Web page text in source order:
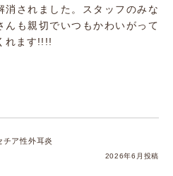
消されました。スタッフのみな
んも親切でいつもかわいがって
れます!!!!
チア性外耳炎
2026年6月投稿